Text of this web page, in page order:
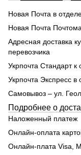
Новая Почта в
Новая Почта
Адресная доставка
перевозчика
Укрпочта Стандарт
Укрпочта Экспресс
Самовывоз – ул.
Подробнее о
Наложенный платеж
Онлайн-оплата
Онлайн-плата Visa,